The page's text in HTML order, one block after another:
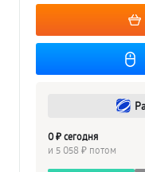
0 ₽ сегодня
и 5 058 ₽ потом